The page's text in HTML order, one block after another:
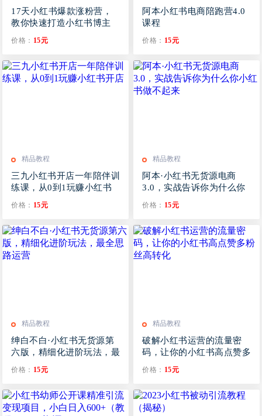
17天小红书爆款涨粉营，
教你快速打造小红书博主
价格： 15元
阿本小红书电商陪跑营4.0
课程
价格： 15元
精品教程
三九小红书开店一年陪伴训
练课，从0到1玩赚小红书
价格： 15元
精品教程
阿本·小红书无货源电商
3.0，实战告诉你为什么你
价格： 15元
精品教程
绅白不白·小红书无货源第
六版，精细化进阶玩法，最
价格： 15元
精品教程
破解小红书运营的流量密
码，让你的小红书高点赞多
价格： 15元